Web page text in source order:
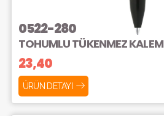
0522-280
TOHUMLU TÜKENMEZ KALEM
23,40
ÜRÜN DETAYI